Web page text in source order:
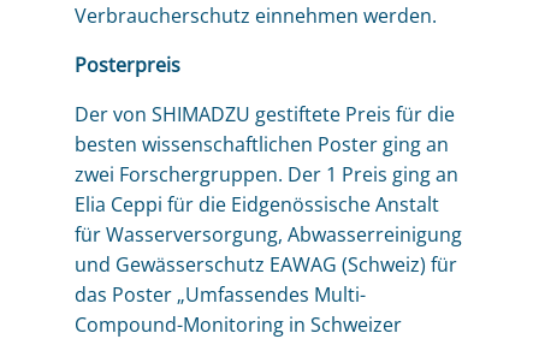
Verbraucherschutz einnehmen werden.
Posterpreis
Der von SHIMADZU gestiftete Preis für die
besten wissenschaftlichen Poster ging an
zwei Forschergruppen. Der 1 Preis ging an
Elia Ceppi für die Eidgenössische Anstalt
für Wasserversorgung, Abwasserreinigung
und Gewässerschutz EAWAG (Schweiz) für
das Poster „Umfassendes Multi-
Compound-Monitoring in Schweizer